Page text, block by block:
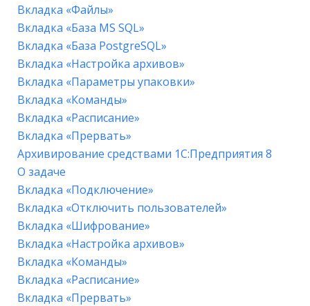
Вкладка «Файлы»
Вкладка «База MS SQL»
Вкладка «База PostgreSQL»
Вкладка «Настройка архивов»
Вкладка «Параметры упаковки»
Вкладка «Команды»
Вкладка «Расписание»
Вкладка «Прервать»
Архивирование средствами 1С:Предприятия 8
О задаче
Вкладка «Подключение»
Вкладка «Отключить пользователей»
Вкладка «Шифрование»
Вкладка «Настройка архивов»
Вкладка «Команды»
Вкладка «Расписание»
Вкладка «Прервать»